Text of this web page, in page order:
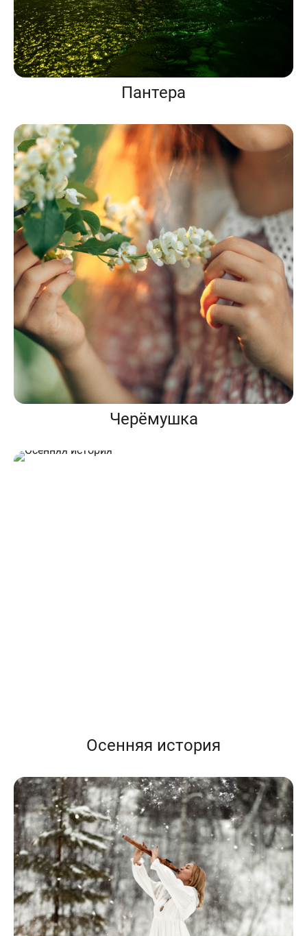
Пантера
Черёмушка
Осенняя история